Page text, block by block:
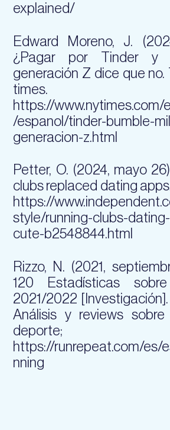
explained/
Edward Moreno, J.
¿Pagar por Tinder y
generación Z dice que no.
times.
https://
/espanol/tinder-bumble-
generacion-z.html
Petter, O. (2024, mayo
clubs replaced dating
https://
style/running-clubs-
cute-b2548844.html
Rizzo, N. (2021,
120 Estadísticas
2021/2022
Análisis y reviews
deporte;
https://runrepeat.com/es/
nning